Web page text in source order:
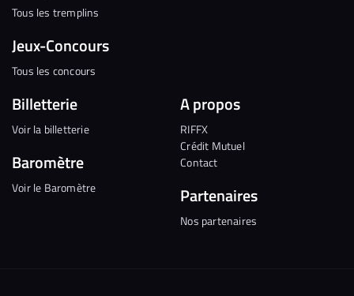
Tous les tremplins
Jeux-Concours
Tous les concours
Billetterie
Voir la billetterie
Baromètre
Voir le Baromètre
A propos
RIFFX
Crédit Mutuel
Contact
Partenaires
Nos partenaires